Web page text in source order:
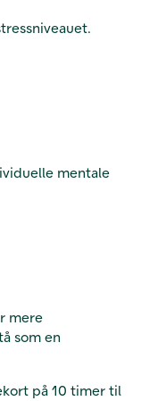
mentale
mere
som en
på 10 timer til